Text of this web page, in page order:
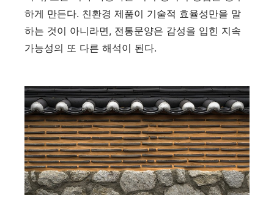
하게 만든다. 친환경 제품이 기술적 효율성만을 말
하는 것이 아니라면, 전통문양은 감성을 입힌 지속
가능성의 또 다른 해석이 된다.